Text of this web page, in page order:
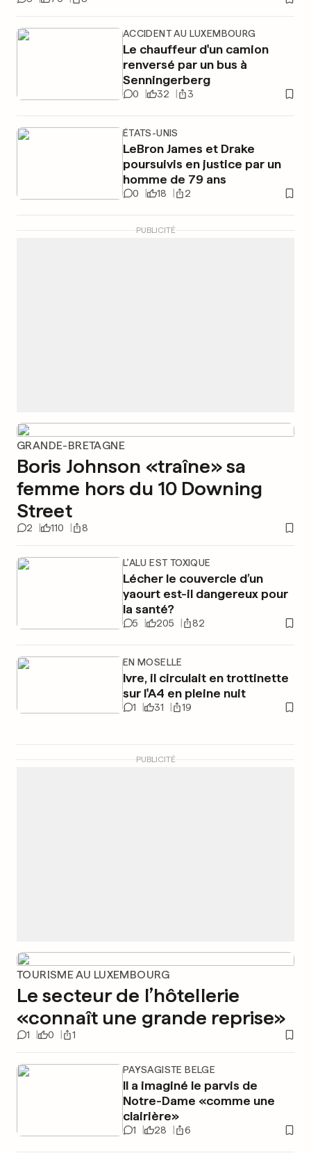
ACCIDENT AU LUXEMBOURG
Le chauffeur d'un camion
renversé par un bus à
Senningerberg
0 32 3
ÉTATS-UNIS
LeBron James et Drake
poursuivis en justice par un
homme de 79 ans
0 18 2
PUBLICITÉ
GRANDE-BRETAGNE
Boris Johnson «traîne» sa
femme hors du 10 Downing
Street
2 110 8
L’ALU EST TOXIQUE
Lécher le couvercle d’un
yaourt est-il dangereux pour
la santé?
5 205 82
EN MOSELLE
Ivre, il circulait en trottinette
sur l'A4 en pleine nuit
1 31 19
PUBLICITÉ
TOURISME AU LUXEMBOURG
Le secteur de l’hôtellerie
«connaît une grande reprise»
1 0 1
PAYSAGISTE BELGE
Il a imaginé le parvis de
Notre-Dame «comme une
clairière»
1 28 6